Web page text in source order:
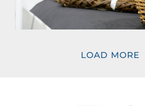
LOAD MORE